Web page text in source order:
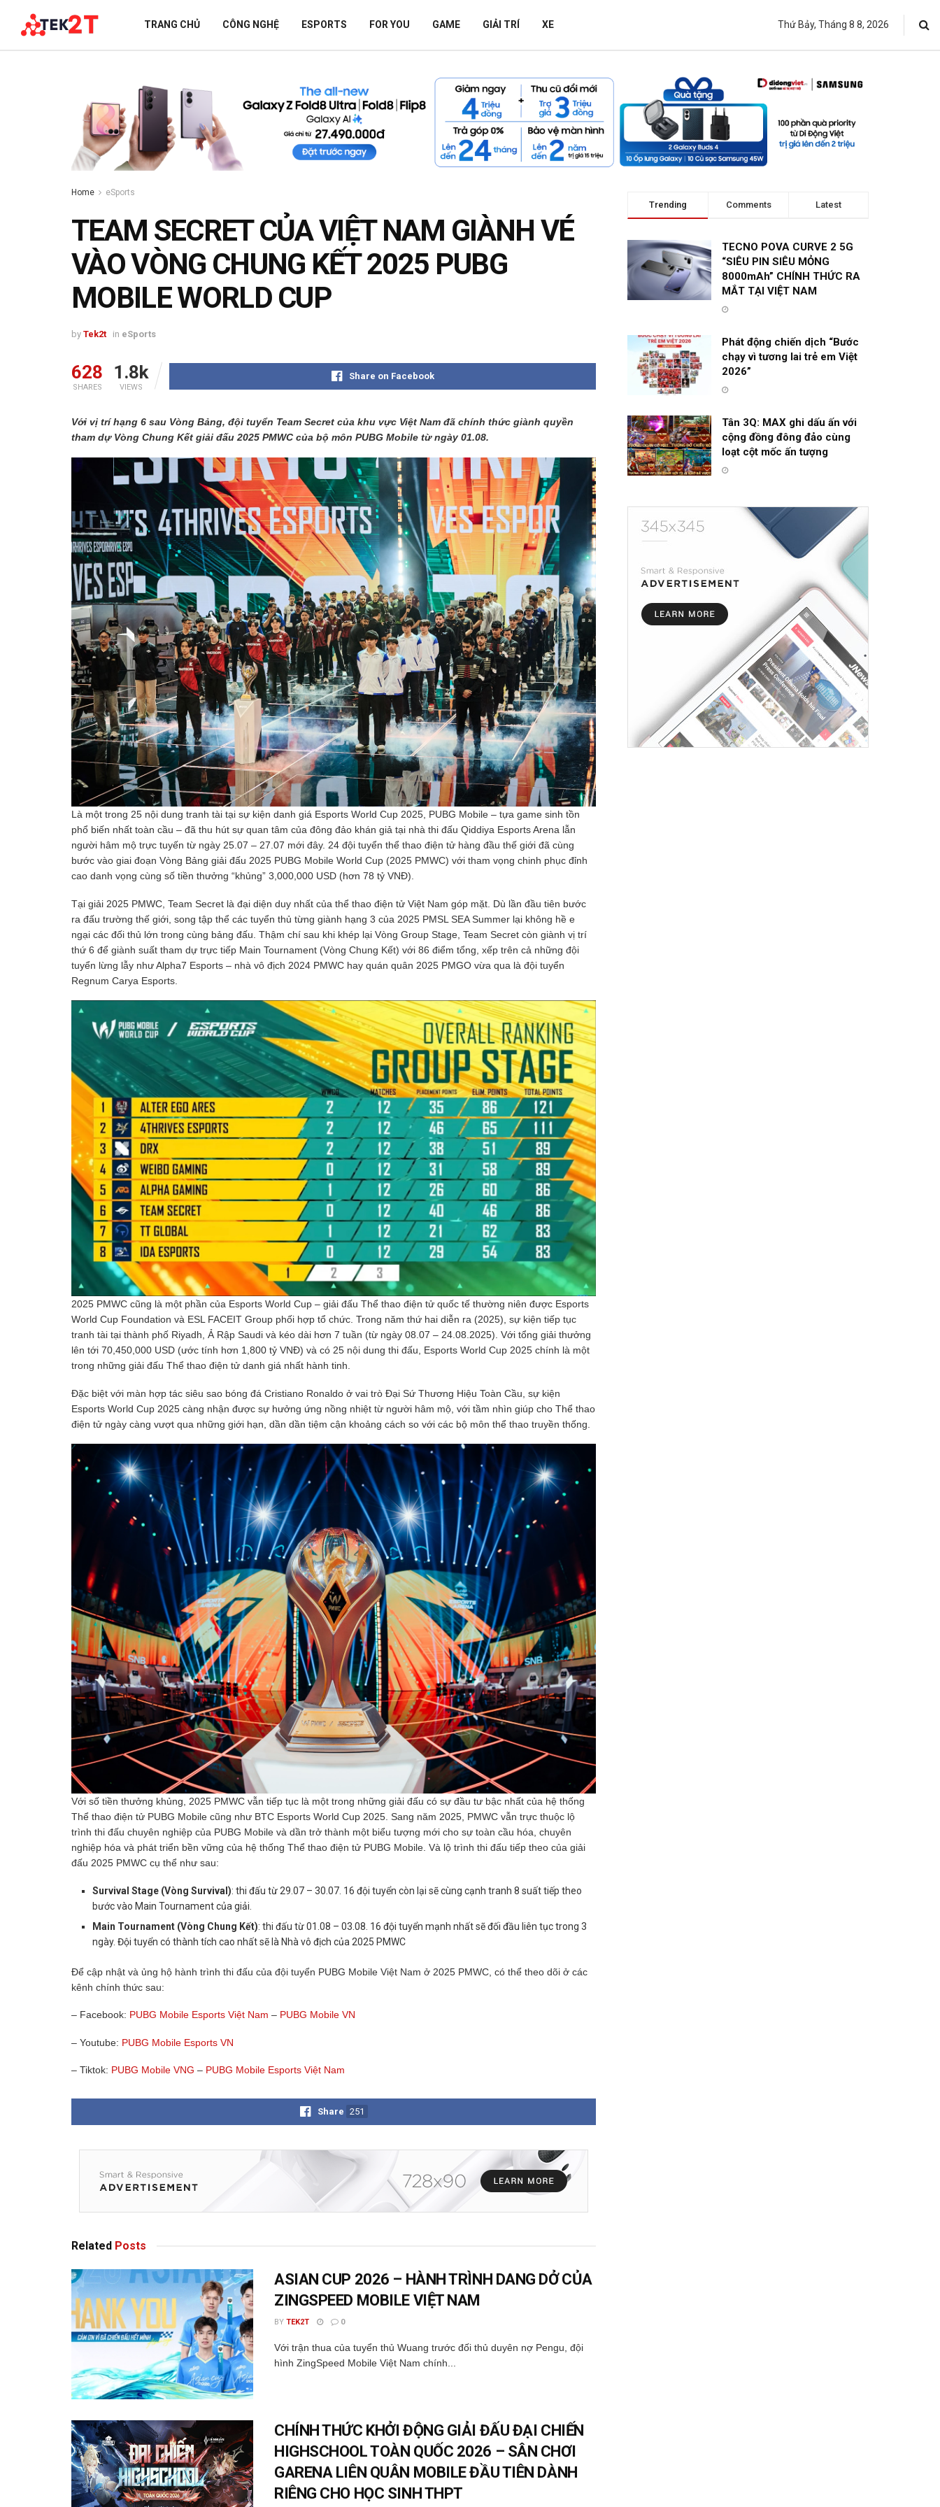
TRANG CHỦ CÔNG NGHỆ ESPORTS FOR YOU GAME GIẢI TRÍ XE Thứ Bảy, Tháng 8 8, 2026
Home eSports
TEAM SECRET CỦA VIỆT NAM GIÀNH VÉ
VÀO VÒNG CHUNG KẾT 2025 PUBG
MOBILE WORLD CUP
by Tek2t in eSports
628
SHARES
1.8k
VIEWS
Share on Facebook
Với vị trí hạng 6 sau Vòng Bảng, đội tuyển Team Secret của khu vực Việt Nam đã chính thức giành quyền
tham dự Vòng Chung Kết giải đấu 2025 PMWC của bộ môn PUBG Mobile từ ngày 01.08.
Là một trong 25 nội dung tranh tài tại sự kiện danh giá Esports World Cup 2025, PUBG Mobile – tựa game sinh tồn
phổ biến nhất toàn cầu – đã thu hút sự quan tâm của đông đảo khán giả tại nhà thi đấu Qiddiya Esports Arena lẫn
người hâm mộ trực tuyến từ ngày 25.07 – 27.07 mới đây. 24 đội tuyển thể thao điện tử hàng đầu thế giới đã cùng
bước vào giai đoạn Vòng Bảng giải đấu 2025 PUBG Mobile World Cup (2025 PMWC) với tham vọng chinh phục đỉnh
cao danh vọng cùng số tiền thưởng “khủng” 3,000,000 USD (hơn 78 tỷ VNĐ).
Tại giải 2025 PMWC, Team Secret là đại diện duy nhất của thể thao điện tử Việt Nam góp mặt. Dù lần đầu tiên bước
ra đấu trường thế giới, song tập thể các tuyển thủ từng giành hạng 3 của 2025 PMSL SEA Summer lại không hề e
ngại các đối thủ lớn trong cùng bảng đấu. Thậm chí sau khi khép lại Vòng Group Stage, Team Secret còn giành vị trí
thứ 6 để giành suất tham dự trực tiếp Main Tournament (Vòng Chung Kết) với 86 điểm tổng, xếp trên cả những đội
tuyển lừng lẫy như Alpha7 Esports – nhà vô địch 2024 PMWC hay quán quân 2025 PMGO vừa qua là đội tuyển
Regnum Carya Esports.
2025 PMWC cũng là một phần của Esports World Cup – giải đấu Thể thao điện tử quốc tế thường niên được Esports
World Cup Foundation và ESL FACEIT Group phối hợp tổ chức. Trong năm thứ hai diễn ra (2025), sự kiện tiếp tục
tranh tài tại thành phố Riyadh, Ả Rập Saudi và kéo dài hơn 7 tuần (từ ngày 08.07 – 24.08.2025). Với tổng giải thưởng
lên tới 70,450,000 USD (ước tính hơn 1,800 tỷ VNĐ) và có 25 nội dung thi đấu, Esports World Cup 2025 chính là một
trong những giải đấu Thể thao điện tử danh giá nhất hành tinh.
Đặc biệt với màn hợp tác siêu sao bóng đá Cristiano Ronaldo ở vai trò Đại Sứ Thương Hiệu Toàn Cầu, sự kiện
Esports World Cup 2025 càng nhận được sự hưởng ứng nồng nhiệt từ người hâm mộ, với tầm nhìn giúp cho Thể thao
điện tử ngày càng vượt qua những giới hạn, dần dần tiệm cận khoảng cách so với các bộ môn thể thao truyền thống.
Với số tiền thưởng khủng, 2025 PMWC vẫn tiếp tục là một trong những giải đấu có sự đầu tư bậc nhất của hệ thống
Thể thao điện tử PUBG Mobile cũng như BTC Esports World Cup 2025. Sang năm 2025, PMWC vẫn trực thuộc lộ
trình thi đấu chuyên nghiệp của PUBG Mobile và dần trở thành một biểu tượng mới cho sự toàn cầu hóa, chuyên
nghiệp hóa và phát triển bền vững của hệ thống Thể thao điện tử PUBG Mobile. Và lộ trình thi đấu tiếp theo của giải
đấu 2025 PMWC cụ thể như sau:
Survival Stage (Vòng Survival): thi đấu từ 29.07 – 30.07. 16 đội tuyển còn lại sẽ cùng cạnh tranh 8 suất tiếp theo
bước vào Main Tournament của giải.
Main Tournament (Vòng Chung Kết): thi đấu từ 01.08 – 03.08. 16 đội tuyển mạnh nhất sẽ đối đầu liên tục trong 3
ngày. Đội tuyển có thành tích cao nhất sẽ là Nhà vô địch của 2025 PMWC
Để cập nhật và ủng hộ hành trình thi đấu của đội tuyển PUBG Mobile Việt Nam ở 2025 PMWC, có thể theo dõi ở các
kênh chính thức sau:
– Facebook: PUBG Mobile Esports Việt Nam – PUBG Mobile VN
– Youtube: PUBG Mobile Esports VN
– Tiktok: PUBG Mobile VNG – PUBG Mobile Esports Việt Nam
Share 251
Related Posts
ASIAN CUP 2026 – HÀNH TRÌNH DANG DỞ CỦA
ZINGSPEED MOBILE VIỆT NAM
BY TEK2T 0
Với trận thua của tuyển thủ Wuang trước đối thủ duyên nợ Pengu, đội
hình ZingSpeed Mobile Việt Nam chính...
CHÍNH THỨC KHỞI ĐỘNG GIẢI ĐẤU ĐẠI CHIẾN
HIGHSCHOOL TOÀN QUỐC 2026 – SÂN CHƠI
GARENA LIÊN QUÂN MOBILE ĐẦU TIÊN DÀNH
RIÊNG CHO HỌC SINH THPT
Trending Comments Latest
TECNO POVA CURVE 2 5G
“SIÊU PIN SIÊU MỎNG
8000mAh” CHÍNH THỨC RA
MẮT TẠI VIỆT NAM
Phát động chiến dịch “Bước
chạy vì tương lai trẻ em Việt
2026”
Tân 3Q: MAX ghi dấu ấn với
cộng đồng đông đảo cùng
loạt cột mốc ấn tượng